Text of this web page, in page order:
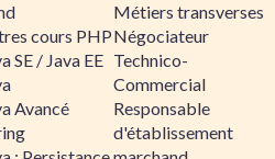
cours PHP
SE / Java EE
Avancé
Métiers transverses
Négociateur
Technico-
Commercial
Responsable
d'établissement